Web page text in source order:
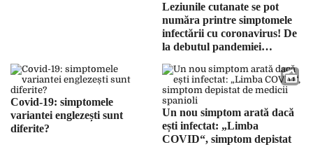
Leziunile cutanate se pot
număra printre simptomele
infectării cu coronavirus! De
la debutul pandemiei
dar și a simptomelor bolii s-a
diversificat
Covid-19: simptomele
variantei englezești sunt
diferite?
Un nou simptom arată dacă
ești infectat: „Limba
COVID“, simptom depistat